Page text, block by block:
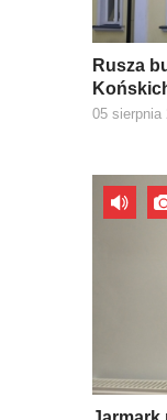
Rusza
05 sierpnia